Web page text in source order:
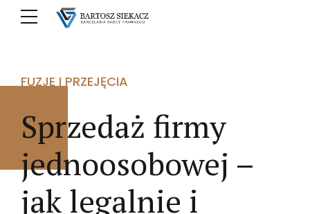
FUZJE I PRZEJĘCIA
Sprzedaż firmy
jednoosobowej –
jak legalnie i